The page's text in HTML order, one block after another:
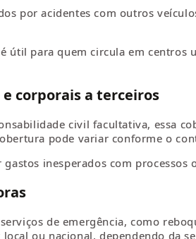
por acidentes com outros
útil para quem circula em
corporais a terceiros
civil facultativa, essa
pode variar conforme o
gastos inesperados com
de emergência, como
ou nacional, dependendo da